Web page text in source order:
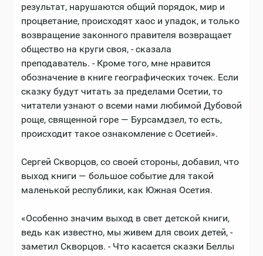
результат, нарушаются общий порядок, мир и
процветание, происходят хаос и упадок, и только
возвращение законного правителя возвращает
общество на круги своя, - сказала
преподаватель. - Кроме того, мне нравится
обозначение в книге географических точек. Если
сказку будут читать за пределами Осетии, то
читатели узнают о всеми нами любимой Дубовой
роще, священной горе — Бурсамдзел, то есть,
происходит такое ознакомление с Осетией».
Сергей Скворцов, со своей стороны, добавил, что
выход книги — большое событие для такой
маленькой республики, как Южная Осетия.
«Особенно значим выход в свет детской книги,
ведь как известно, мы живем для своих детей, -
заметил Скворцов. - Что касается сказки Беллы